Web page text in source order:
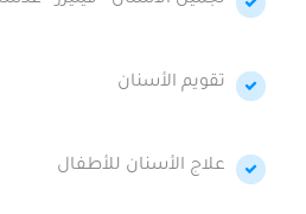
تقويم الأسنان
علاج الأسنان للأطفال